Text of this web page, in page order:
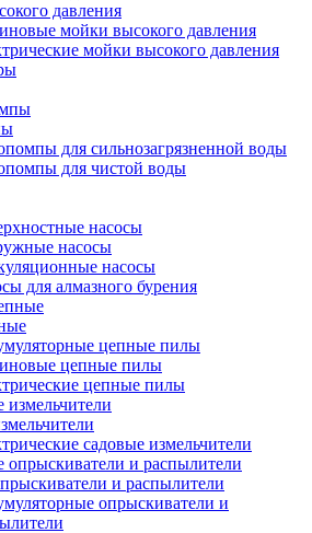
давления
мойки высокого давления
мойки высокого давления
для сильнозагрязненной воды
для чистой воды
насосы
насосы
насосы
для алмазного бурения
цепные пилы
цепные пилы
цепные пилы
садовые измельчители
и распылители
опрыскиватели и